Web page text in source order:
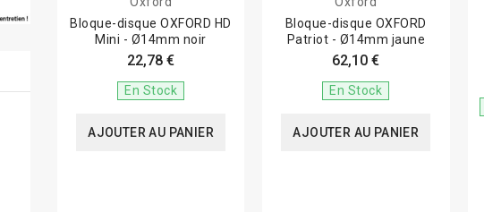
Bloque-disque OXFORD HD
Mini - Ø14mm noir
22,78 €
En Stock
AJOUTER AU PANIER
Bloque-disque OXFORD
Patriot - Ø14mm jaune
62,10 €
En Stock
AJOUTER AU PANIER